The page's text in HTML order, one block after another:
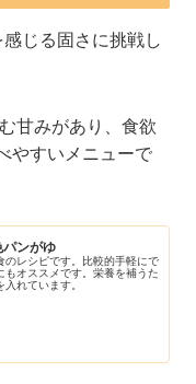
じる固さに挑戦し
甘みがあり、食欲
やすいメニューで
パンがゆ
のレシピです。比較的手軽にで
もオススメです。栄養を補うた
れています。